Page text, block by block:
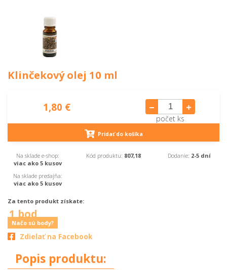
Klinčekový olej 10 ml
1,80 €
počet ks
Pridať do košíka
Na sklade e-shop:
viac ako 5 kusov
Na sklade predajňa:
viac ako 5 kusov
Kód produktu: 807,18 Dodanie: 2-5 dní
Za tento produkt získate:
1 bod
Načo sú body?
Zdielať na Facebook
Popis produktu: